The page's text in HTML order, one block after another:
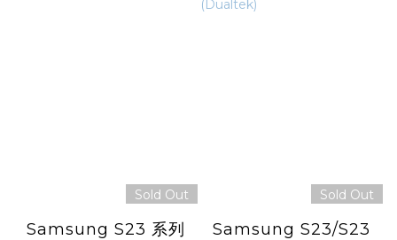
Sold Out
Samsung S23 系列
Sold Out
Samsung S23/S23